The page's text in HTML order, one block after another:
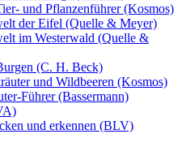
und Pflanzenführer (Kosmos)
der Eifel (Quelle & Meyer)
im Westerwald (Quelle &
(C. H. Beck)
und Wildbeeren (Kosmos)
Führer (Bassermann)
und erkennen (BLV)